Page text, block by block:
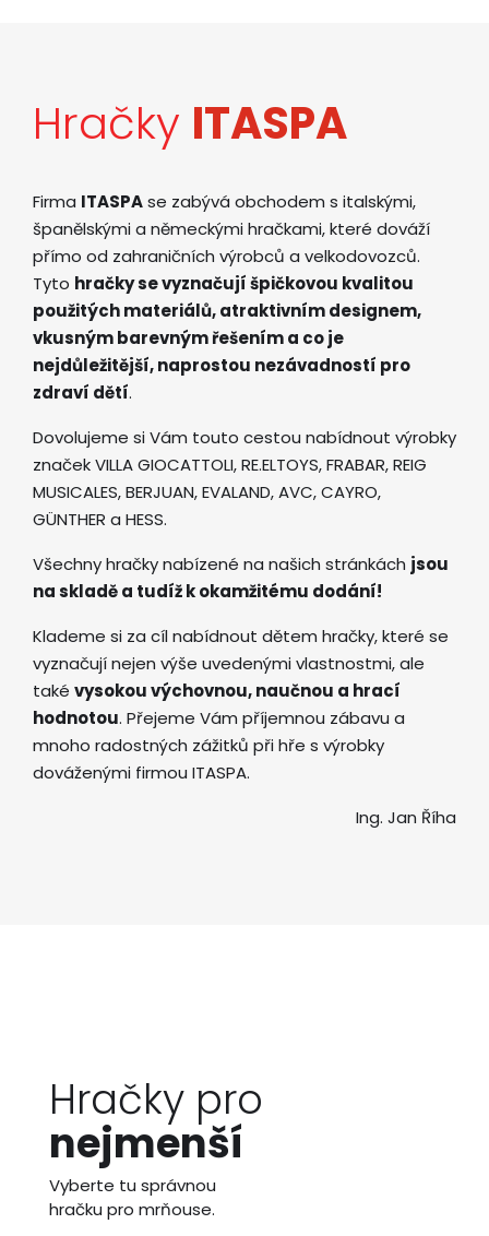
Hračky ITASPA
Firma ITASPAse zabývá obchodem s italskými,
španělskými a německými hračkami, které dováží
přímo od zahraničních výrobců a velkodovozců.
Tyto hračky se vyznačují špičkovou kvalitou
použitých materiálů, atraktivním designem,
vkusným barevným řešením a co je
nejdůležitější, naprostou nezávadností pro
zdraví dětí.
Dovolujeme si Vám touto cestou nabídnout výrobky
značek VILLA GIOCATTOLI, RE.ELTOYS, FRABAR, REIG
MUSICALES, BERJUAN, EVALAND, AVC, CAYRO,
GÜNTHER a HESS.
Všechny hračky nabízené na našich stránkách jsou
na skladě a tudíž k okamžitému dodání!
Klademe si za cíl nabídnout dětem hračky, které se
vyznačují nejen výše uvedenými vlastnostmi, ale
také vysokou výchovnou, naučnou a hrací
hodnotou. Přejeme Vám příjemnou zábavu a
mnoho radostných zážitků při hře s výrobky
dováženými firmou ITASPA.
Ing. Jan Říha
Hračky pro
nejmenší
Vyberte tu správnou
hračku pro mrňouse.